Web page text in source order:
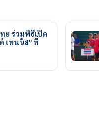
ย ร่วมพิธีเปิด
เทนนิส" ที่